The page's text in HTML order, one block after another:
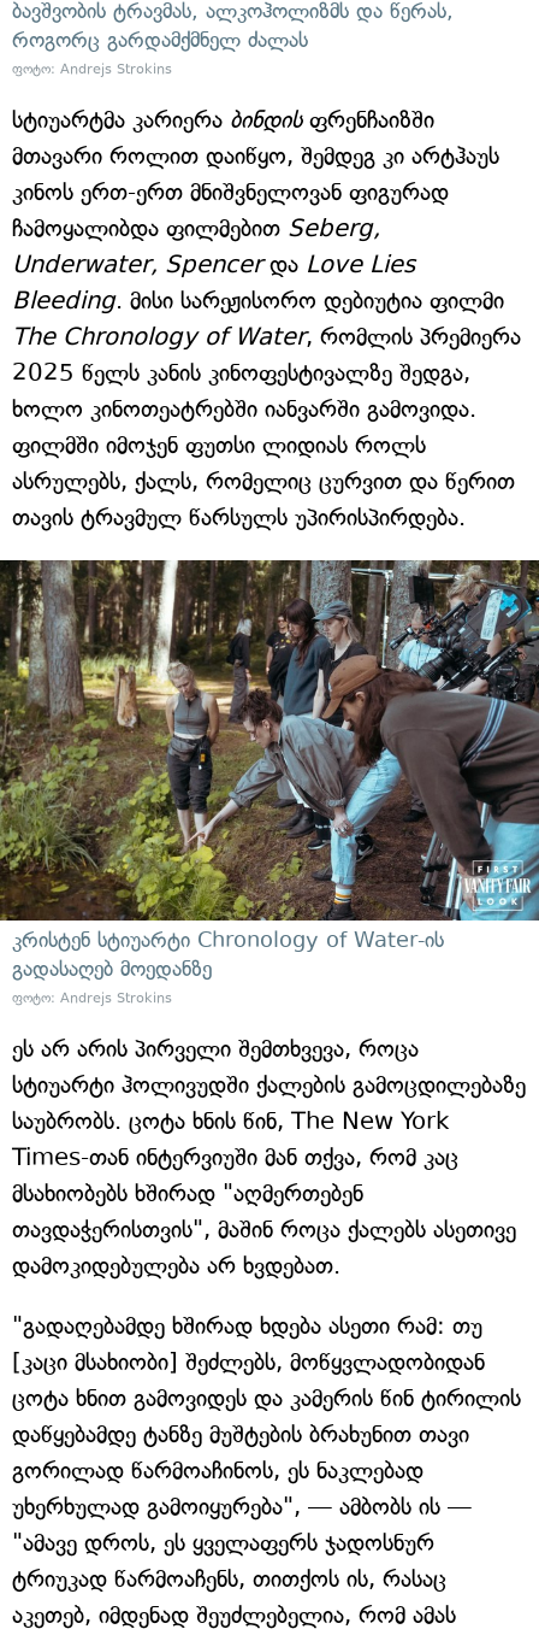
ბავშვობის ტრავმას, ალკოჰოლიზმს და წერას,
როგორც გარდამქმნელ ძალას
ფოტო: Andrejs Strokins
სტიუარტმა კარიერა ბინდისფრენჩაიზში
მთავარი როლით დაიწყო, შემდეგ კი არტჰაუს
კინოს ერთ-ერთ მნიშვნელოვან ფიგურად
ჩამოყალიბდა ფილმებით Seberg,
Underwater, Spencerდა Love Lies
Bleeding. მისი სარეჟისორო დებიუტია ფილმი
The Chronology of Water, რომლის პრემიერა
2025 წელს კანის კინოფესტივალზე შედგა,
ხოლო კინოთეატრებში იანვარში გამოვიდა.
ფილმში იმოჯენ ფუთსი ლიდიას როლს
ასრულებს, ქალს, რომელიც ცურვით და წერით
თავის ტრავმულ წარსულს უპირისპირდება.
კრისტენ სტიუარტი Chronology of Water-ის
გადასაღებ მოედანზე
ფოტო: Andrejs Strokins
ეს არ არის პირველი შემთხვევა, როცა
სტიუარტი ჰოლივუდში ქალების გამოცდილებაზე
საუბრობს. ცოტა ხნის წინ, The New York
Times-თან ინტერვიუში მან თქვა, რომ კაც
მსახიობებს ხშირად "აღმერთებენ
თავდაჭერისთვის", მაშინ როცა ქალებს ასეთივე
დამოკიდებულება არ ხვდებათ.
"გადაღებამდე ხშირად ხდება ასეთი რამ: თუ
[კაცი მსახიობი] შეძლებს, მოწყვლადობიდან
ცოტა ხნით გამოვიდეს და კამერის წინ ტირილის
დაწყებამდე ტანზე მუშტების ბრახუნით თავი
გორილად წარმოაჩინოს, ეს ნაკლებად
უხერხულად გამოიყურება", — ამბობს ის —
"ამავე დროს, ეს ყველაფერს ჯადოსნურ
ტრიუკად წარმოაჩენს, თითქოს ის, რასაც
აკეთებ, იმდენად შეუძლებელია, რომ ამას